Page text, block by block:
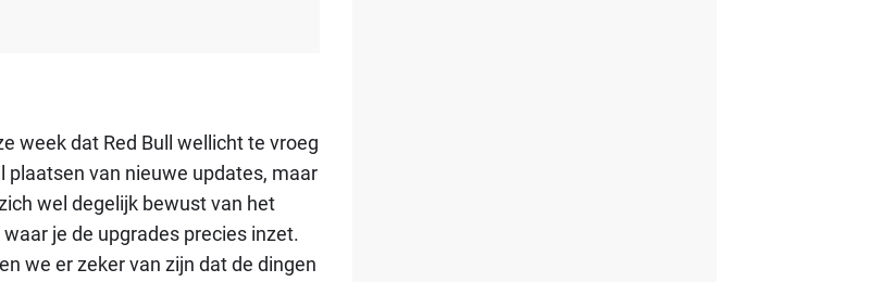
week dat Red Bull wellicht te vroeg
van nieuwe updates, maar
wel degelijk bewust van het
je de upgrades precies inzet.
we er zeker van zijn dat de dingen